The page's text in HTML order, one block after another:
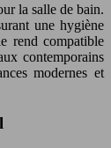
la salle de bain.
une hygiène
rend compatible
contemporains
modernes et